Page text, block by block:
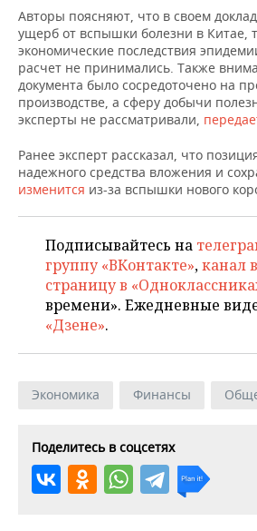
ТАТАРСТАНА
ИНВЕСТИЦИИ
НЕФТЕХИМИЯ
НЕФТЬ
ОПК
ЭНЕРГЕТИКА
НОВОСТИ БИЗНЕСА
РОЗНИЧНАЯ ТОРГОВЛЯ
ТРАНСПОРТ
УСЛУГИ
ТЕХНОЛОГИИ
НОВОСТИ ТЕХНОЛОГИЙ
IT
МЕДИА
ТЕЛЕКОММУНИКАЦИИ
МЕРОПРИЯТИЯ
НОВОСТИ МЕРОПРИЯТИЙ
ВЫЕЗДНАЯ РЕДАКЦИЯ
БИЗНЕС-БРАНЧИ
ONLINE-КОНФЕРЕНЦИИ
ОТКРЫТАЯ ЛЕКЦИЯ
СПОРТ
НОВОСТИ СПОРТА
ФУТБОЛ
ХОККЕЙ
БАСКЕТБОЛ
ВОЛЕЙБОЛ
ФИГУРНОЕ КАТАНИЕ
ВОДНЫЕ ВИДЫ СПОРТА
ХОККЕЙ С МЯЧОМ
ОБЩЕСТВО
НОВОСТИ ОБЩЕСТВА
ВЛАСТЬ
ИНФРАСТРУКТУРА
ИСТОРИЯ
МЕДИЦИНА
ОБРАЗОВАНИЕ
ПРОИСШЕСТВИЯ
ФОТОГАЛЕРЕЯ
СЮЖЕТЫ
СПРАВОЧНИК
СПИСОК ПЕРСОН
ПОЛНАЯ ВЕРСИЯ
Авторы поясняют, что в своем
ущерб от вспышки болезни в Китае,
экономические последствия
расчет не принимались. Также
документа было сосредоточено на
производстве, а сферу добычи
эксперты не рассматривали,
Ранее эксперт рассказал, что
надежного средства вложения и
изменится из-за вспышки нового
Подписывайтесь на
группу «ВКонтакте»,канал
страницу в
времени». Ежедневные
«Дзене».
Экономика Финансы
Поделитесь в соцсетях